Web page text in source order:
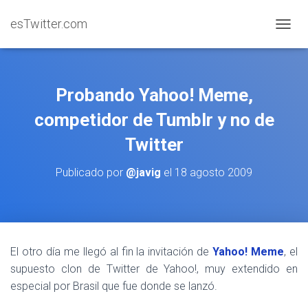
esTwitter.com
Probando Yahoo! Meme,
competidor de Tumblr y no de
Twitter
Publicado por @javig el 18 agosto 2009
El otro día me llegó al fin la invitación deYahoo! Meme, el
supuesto clon de Twitter de Yahoo!, muy extendido en
especial por Brasil que fue donde se lanzó.